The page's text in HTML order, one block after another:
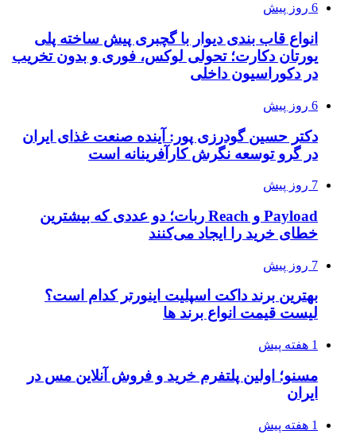
6 روز پیش
انواع قاب بندی دیوار با گچبری پیش ساخته پلی
یورتان دکارت؛ تحولی لوکس، فوری و بدون تخریب
در دکوراسیون داخلی
6 روز پیش
دکتر حسین گودرزی پور: آینده صنعت غذای ایران
در گرو توسعه نگرش کارآفرینانه است
7 روز پیش
Payload و Reach ربات؛ دو عددی که بیشترین
خطای خرید را ایجاد می‌کنند
7 روز پیش
بهترین برند داکت اسپلیت اینورتر کدام است؟
لیست قیمت انواع برند ها
1 هفته پیش
مسنو؛ اولین پلتفرم خرید و فروش آنلاین مس در
ایران
1 هفته پیش